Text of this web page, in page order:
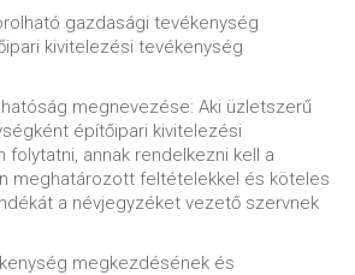
gazdasági tevékenység
kivitelezési tevékenység
megnevezése: Aki üzletszerű
építőipari kivitelezési
folytatni, annak rendelkezni kell a
meghatározott feltételekkel és köteles
a névjegyzéket vezető szervnek
megkezdésének és